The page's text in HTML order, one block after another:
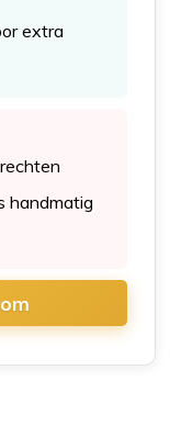
extra
handmatig